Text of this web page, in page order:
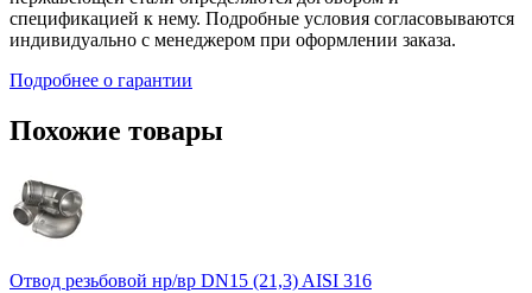
спецификацией к нему. Подробные условия согласовываются
индивидуально с менеджером при оформлении заказа.
Подробнее о гарантии
Похожие товары
Отвод резьбовой нр/вр DN15 (21,3) AISI 316